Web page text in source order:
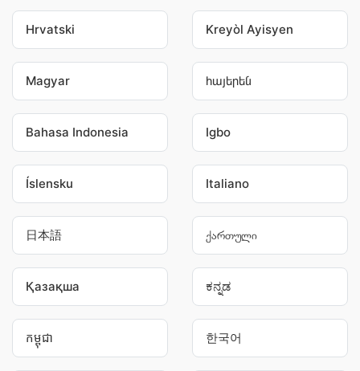
Hrvatski Kreyòl Ayisyen
Magyar հայերեն
Bahasa Indonesia Igbo
Íslensku Italiano
日本語 ქართული
Қазақша ಕನ್ನಡ
កម្ពុជា 한국어